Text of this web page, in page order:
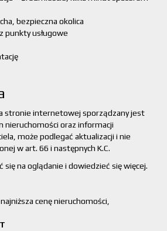
bezpieczna okolica
punkty usługowe
stronie internetowej sporządzany jest
nieruchomości oraz informacji
może podlegać aktualizacji i nie
w art. 66 i następnych K.C.
się na oglądanie i dowiedzieć się więcej.
cenę nieruchomości,